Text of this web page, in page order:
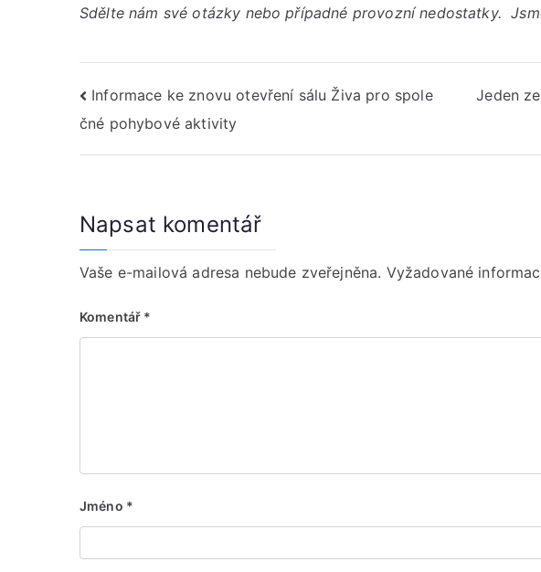
Sdělte nám své otázky nebo případné provozní nedostatky.
Navigace
pro
Informace ke znovu otevření sálu Živa pro spole
čné pohybové aktivity
Jeden
Napsat komentář
Vaše e-mailová adresa nebude zveřejněna. Vyžadované
Komentář *
Jméno *